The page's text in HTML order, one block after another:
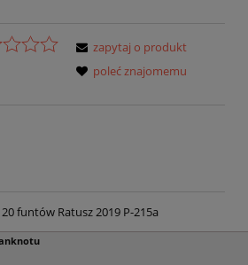
zapytaj o produkt
poleć znajomemu
funtów Ratusz 2019 P-215a